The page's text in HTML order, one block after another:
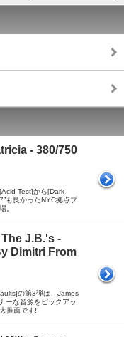
- 380/750
Test]から[Dark
も良かったNYC拠点プ
。
J.B.'s -
Dimitri From
の第3弾は、James
ーな音源をピックアッ
推薦です!!